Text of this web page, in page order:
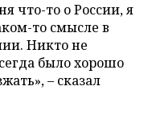
что-то о России, я
то смысле в
Никто не
было хорошо
– сказал